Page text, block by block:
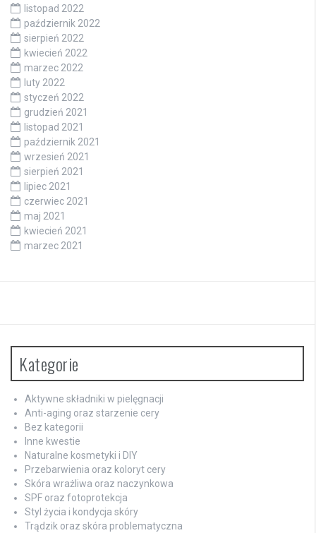
listopad 2022
październik 2022
sierpień 2022
kwiecień 2022
marzec 2022
luty 2022
styczeń 2022
grudzień 2021
listopad 2021
październik 2021
wrzesień 2021
sierpień 2021
lipiec 2021
czerwiec 2021
maj 2021
kwiecień 2021
marzec 2021
Kategorie
Aktywne składniki w pielęgnacji
Anti-aging oraz starzenie cery
Bez kategorii
Inne kwestie
Naturalne kosmetyki i DIY
Przebarwienia oraz koloryt cery
Skóra wrażliwa oraz naczynkowa
SPF oraz fotoprotekcja
Styl życia i kondycja skóry
Trądzik oraz skóra problematyczna